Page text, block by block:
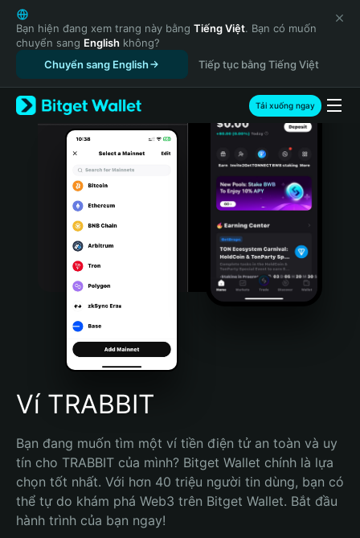
English
日本語
Tiếng Việt
Русский
Español (Latinoamérica)
Türkçe
Italiano
Português (Portugal)
Bahasa Indonesia
Português (Brasil)
Español (Argentina)
Bạn hiện đang xem trang này bằng Tiếng Việt. Bạn có muốn
chuyển sang English không?
Chuyển sang English
Tiếp tục bằng Tiếng Việt
Tải xuống ngay
Ví TRABBIT
Bạn đang muốn tìm một ví tiền điện tử an toàn và uy
tín cho TRABBIT của mình? Bitget Wallet chính là lựa
chọn tốt nhất. Với hơn 40 triệu người tin dùng, bạn có
thể tự do khám phá Web3 trên Bitget Wallet. Bắt đầu
hành trình của bạn ngay!